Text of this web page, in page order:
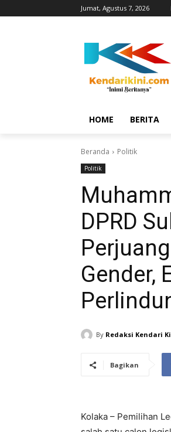
Jumat, Agustus 7, 2026
HOME BERITA
Beranda Politik
Politik
DPRD
Gender,
By Redaksi Kendari
Bagikan
Kolaka – Pemilihan